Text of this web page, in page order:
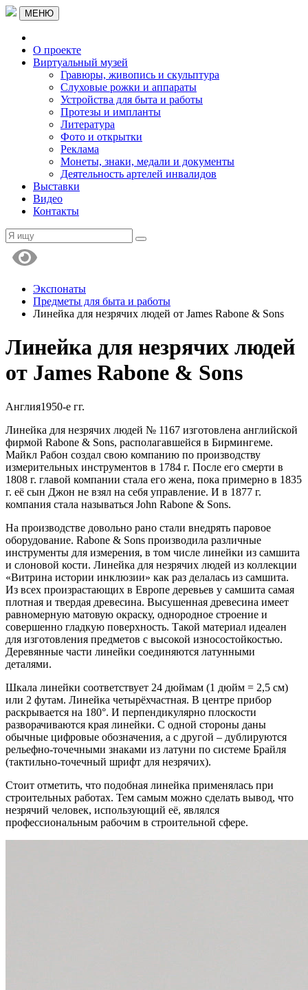
МЕНЮ
О проекте
Виртуальный музей
Гравюры, живопись и скульптура
Слуховые рожки и аппараты
Устройства для быта и работы
Протезы и импланты
Литература
Фото и открытки
Реклама
Монеты, знаки, медали и документы
Деятельность артелей инвалидов
Выставки
Видео
Контакты
Экспонаты
Предметы для быта и работы
Линейка для незрячих людей от James Rabone & Sons
Линейка для незрячих людей
от James Rabone & Sons
Англия1950-е гг.
Линейка для незрячих людей № 1167 изготовлена английской
фирмой Rabone & Sons, располагавшейся в Бирмингеме.
Майкл Рабон создал свою компанию по производству
измерительных инструментов в 1784 г. После его смерти в
1808 г. главой компании стала его жена, пока примерно в 1835
г. её сын Джон не взял на себя управление. И в 1877 г.
компания стала называться John Rabone & Sons.
На производстве довольно рано стали внедрять паровое
оборудование. Rabone & Sons производила различные
инструменты для измерения, в том числе линейки из самшита
и слоновой кости. Линейка для незрячих людей из коллекции
«Витрина истории инклюзии» как раз делалась из самшита.
Из всех произрастающих в Европе деревьев у самшита самая
плотная и твердая древесина. Высушенная древесина имеет
равномерную матовую окраску, однородное строение и
совершенно гладкую поверхность. Такой материал идеален
для изготовления предметов с высокой износостойкостью.
Деревянные части линейки соединяются латунными
деталями.
Шкала линейки соответствует 24 дюймам (1 дюйм = 2,5 см)
или 2 футам. Линейка четырёхчастная. В центре прибор
раскрывается на 180°. И перпендикулярно плоскости
разворачиваются края линейки. С одной стороны даны
обычные цифровые обозначения, а с другой – дублируются
рельефно-точечными знаками из латуни по системе Брайля
(тактильно-точечный шрифт для незрячих).
Стоит отметить, что подобная линейка применялась при
строительных работах. Тем самым можно сделать вывод, что
незрячий человек, использующий её, являлся
профессиональным рабочим в строительной сфере.